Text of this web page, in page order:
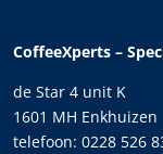
CoffeeXperts –
de Star 4 unit K
1601 MH Enkhuizen
telefoon: 0228 526